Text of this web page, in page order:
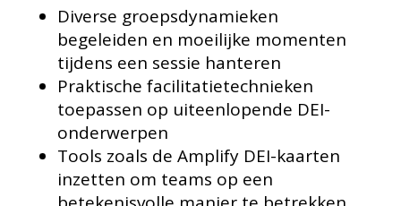
Diverse groepsdynamieken
begeleiden en moeilijke momenten
tijdens een sessie hanteren
Praktische facilitatietechnieken
toepassen op uiteenlopende DEI-
onderwerpen
Tools zoals de Amplify DEI-kaarten
inzetten om teams op een